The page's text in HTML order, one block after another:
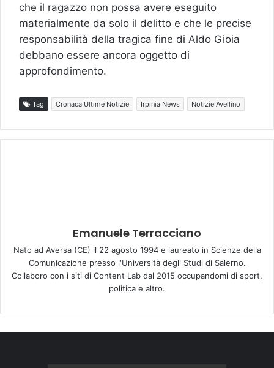
che il ragazzo non possa avere eseguito
materialmente da solo il delitto e che le precise
responsabilità della tragica fine di Aldo Gioia
debbano essere ancora oggetto di
approfondimento.
Tag Cronaca Ultime Notizie Irpinia News Notizie Avellino
Emanuele Terracciano
Nato ad Aversa (CE) il 22 agosto 1994 e laureato in Scienze della
Comunicazione presso l'Università degli Studi di Salerno.
Collaboro con i siti di Content Lab dal 2015 occupandomi di sport,
politica e altro.